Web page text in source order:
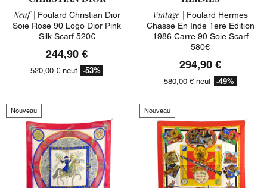
Neuf | Foulard Christian Dior
Soie Rose 90 Logo Dior Pink
Silk Scarf 520€
244,90 €
520,00 € neuf -53%
Vintage | Foulard Hermes
Chasse En Inde 1ere Edition
1986 Carre 90 Soie Scarf
580€
294,90 €
580,00 € neuf -49%
Nouveau Nouveau